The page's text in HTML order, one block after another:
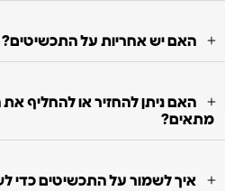
האם יש אחריות על התכשיטים?
האם ניתן להחזיר או להחליף
מתאים?
איך לשמור על התכשיטים כדי